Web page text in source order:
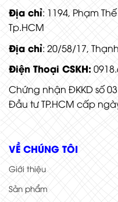
Địa chỉ: 1194, Phạm
Tp.HCM
Địa chỉ: 20/58/17,
Điện Thoại CSKH:
Chứng nhận ĐKKD số
Đầu tư TP.HCM cấp
VỀ CHÚNG TÔI
Giới thiệu
Sản phẩm